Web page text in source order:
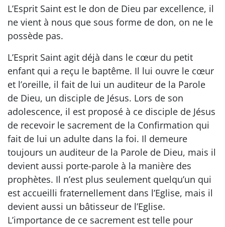
L’Esprit Saint est le don de Dieu par excellence, il
ne vient à nous que sous forme de don, on ne le
possède pas.
L’Esprit Saint agit déjà dans le cœur du petit
enfant qui a reçu le baptême. Il lui ouvre le cœur
et l’oreille, il fait de lui un auditeur de la Parole
de Dieu, un disciple de Jésus. Lors de son
adolescence, il est proposé à ce disciple de Jésus
de recevoir le sacrement de la Confirmation qui
fait de lui un adulte dans la foi. Il demeure
toujours un auditeur de la Parole de Dieu, mais il
devient aussi porte-parole à la manière des
prophètes. Il n’est plus seulement quelqu’un qui
est accueilli fraternellement dans l’Eglise, mais il
devient aussi un bâtisseur de l’Eglise.
L’importance de ce sacrement est telle pour